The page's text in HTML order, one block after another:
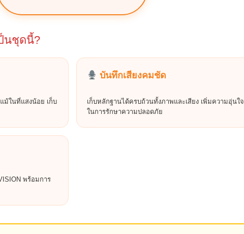
นชุดนี้?
ม้ในที่แสงน้อย เก็บ
บันทึกเสียงคมชัด
เก็บหลักฐานได้ครบถ้วนทั้งภาพและเสียง เพิ่มความอุ่นใจ
ในการรักษาความปลอดภัย
พร้อมการ